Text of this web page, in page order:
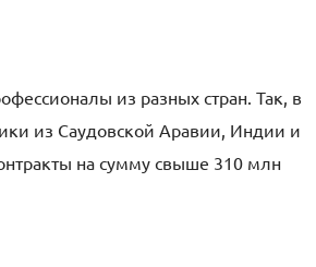
из разных стран. Так, в
из Саудовской Аравии, Индии и
на сумму свыше 310 млн